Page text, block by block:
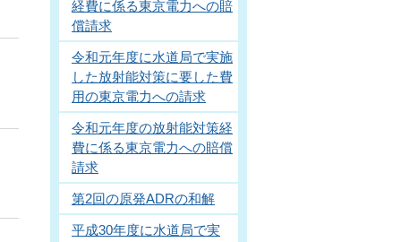
経費に係る東京電力への賠
償請求
令和元年度に水道局で実施
した放射能対策に要した費
用の東京電力への請求
令和元年度の放射能対策経
費に係る東京電力への賠償
請求
第2回の原発ADRの和解
平成30年度に水道局で実